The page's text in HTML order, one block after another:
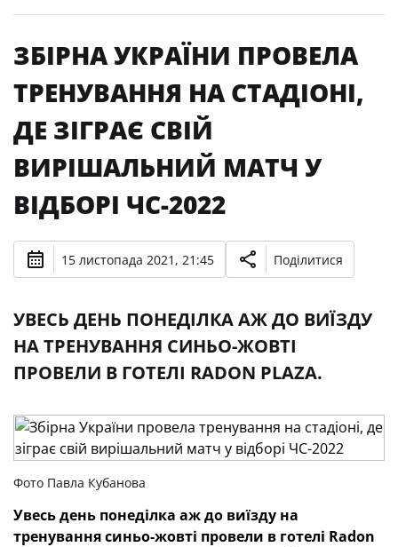
ЗБІРНА УКРАЇНИ ПРОВЕЛА
ТРЕНУВАННЯ НА СТАДІОНІ,
ДЕ ЗІГРАЄ СВІЙ
ВИРІШАЛЬНИЙ МАТЧ У
ВІДБОРІ ЧС-2022
15 листопада 2021, 21:45 Поділитися
УВЕСЬ ДЕНЬ ПОНЕДІЛКА АЖ ДО ВИЇЗДУ
НА ТРЕНУВАННЯ СИНЬО-ЖОВТІ
ПРОВЕЛИ В ГОТЕЛІ RADON PLAZA.
Фото Павла Кубанова
Увесь день понеділка аж до виїзду на
тренування синьо-жовті провели в готелі Radon